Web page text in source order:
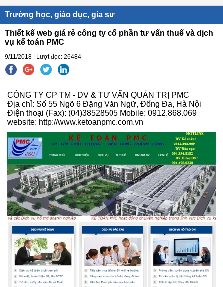
Trường học, giáo dục, gia sư
Thiết kế web giá rẻ công ty cổ phần tư vấn thuế và dịch
vụ kế toán PMC
9/11/2018 | Lượt đọc: 26484
CÔNG TY CP TM - DV & TƯ VẤN QUẢN TRỊ PMC
Địa chỉ: Số 55 Ngõ 6 Đặng Văn Ngữ, Đống Đa, Hà Nội
Điện thoại (Fax): (04)38528505 Mobile: 0912.868.069
website: http://www.ketoanpmc.com.vn